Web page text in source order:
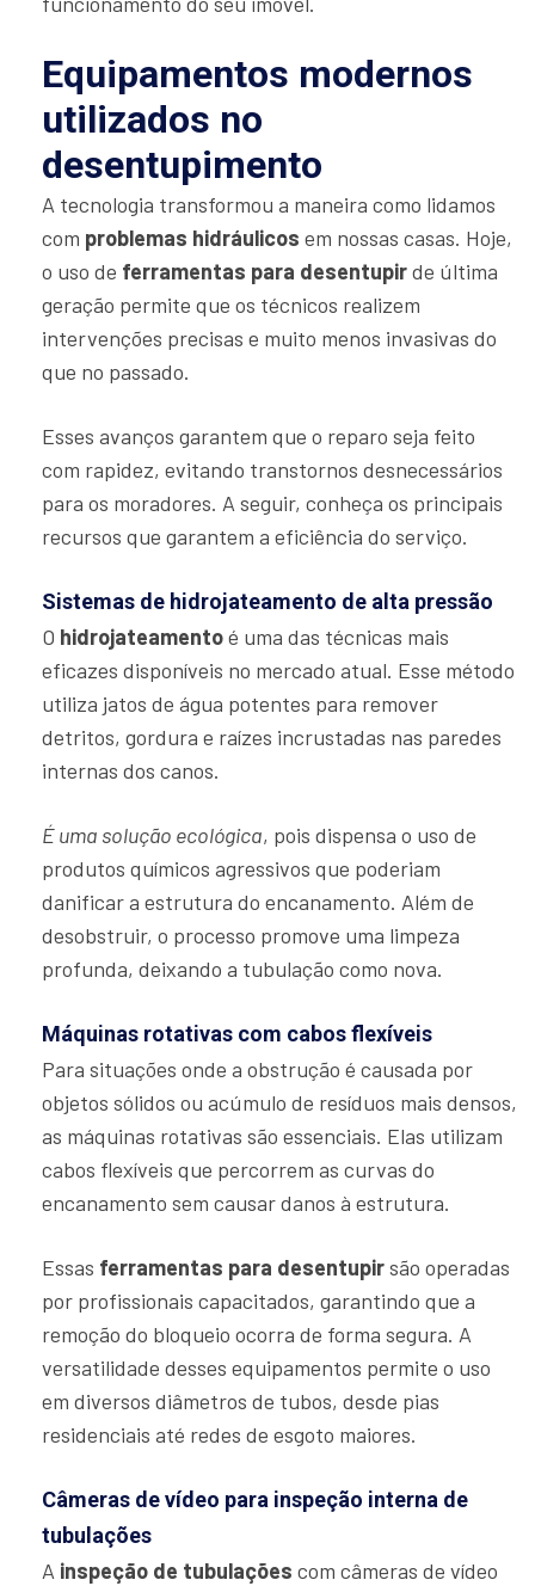
Equipamentos modernos
utilizados no
desentupimento
A tecnologia transformou a maneira como lidamos
com problemas hidráulicos em nossas casas. Hoje,
o uso de ferramentas para desentupirde última
geração permite que os técnicos realizem
intervenções precisas e muito menos invasivas do
que no passado.
Esses avanços garantem que o reparo seja feito
com rapidez, evitando transtornos desnecessários
para os moradores. A seguir, conheça os principais
recursos que garantem a eficiência do serviço.
Sistemas de hidrojateamento de alta pressão
O hidrojateamentoé uma das técnicas mais
eficazes disponíveis no mercado atual. Esse método
utiliza jatos de água potentes para remover
detritos, gordura e raízes incrustadas nas paredes
internas dos canos.
É uma solução ecológica, pois dispensa o uso de
produtos químicos agressivos que poderiam
danificar a estrutura do encanamento. Além de
desobstruir, o processo promove uma limpeza
profunda, deixando a tubulação como nova.
Máquinas rotativas com cabos flexíveis
Para situações onde a obstrução é causada por
objetos sólidos ou acúmulo de resíduos mais densos,
as máquinas rotativas são essenciais. Elas utilizam
cabos flexíveis que percorrem as curvas do
encanamento sem causar danos à estrutura.
Essas ferramentas para desentupirsão operadas
por profissionais capacitados, garantindo que a
remoção do bloqueio ocorra de forma segura. A
versatilidade desses equipamentos permite o uso
em diversos diâmetros de tubos, desde pias
residenciais até redes de esgoto maiores.
Câmeras de vídeo para inspeção interna de
tubulações
A inspeção de tubulações com câmeras de vídeo